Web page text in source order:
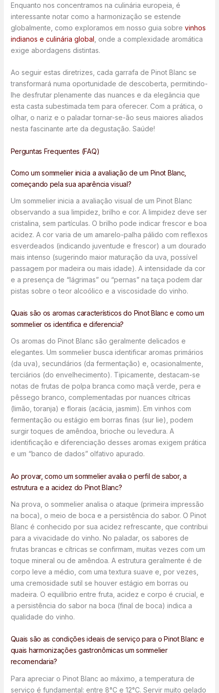
Enquanto nos concentramos na culinária europeia, é
interessante notar como a harmonização se estende
globalmente, como exploramos em nosso guia sobre vinhos
indianos e culinária global , onde a complexidade aromática
exige abordagens distintas.
Ao seguir estas diretrizes, cada garrafa de Pinot Blanc se
transformará numa oportunidade de descoberta, permitindo-
lhe desfrutar plenamente das nuances e da elegância que
esta casta subestimada tem para oferecer. Com a prática, o
olhar, o nariz e o paladar tornar-se-ão seus maiores aliados
nesta fascinante arte da degustação. Saúde!
Perguntas Frequentes (FAQ)
Como um sommelier inicia a avaliação de um Pinot Blanc,
começando pela sua aparência visual?
Um sommelier inicia a avaliação visual de um Pinot Blanc
observando a sua limpidez, brilho e cor. A limpidez deve ser
cristalina, sem partículas. O brilho pode indicar frescor e boa
acidez. A cor varia de um amarelo-palha pálido com reflexos
esverdeados (indicando juventude e frescor) a um dourado
mais intenso (sugerindo maior maturação da uva, possível
passagem por madeira ou mais idade). A intensidade da cor
e a presença de “lágrimas” ou “pernas” na taça podem dar
pistas sobre o teor alcoólico e a viscosidade do vinho.
Quais são os aromas característicos do Pinot Blanc e como um
sommelier os identifica e diferencia?
Os aromas do Pinot Blanc são geralmente delicados e
elegantes. Um sommelier busca identificar aromas primários
(da uva), secundários (da fermentação) e, ocasionalmente,
terciários (do envelhecimento). Tipicamente, destacam-se
notas de frutas de polpa branca como maçã verde, pera e
pêssego branco, complementadas por nuances cítricas
(limão, toranja) e florais (acácia, jasmim). Em vinhos com
fermentação ou estágio em borras finas (sur lie), podem
surgir toques de amêndoa, brioche ou levedura. A
identificação e diferenciação desses aromas exigem prática
e um “banco de dados” olfativo apurado.
Ao provar, como um sommelier avalia o perfil de sabor, a
estrutura e a acidez do Pinot Blanc?
Na prova, o sommelier analisa o ataque (primeira impressão
na boca), o meio de boca e a persistência do sabor. O Pinot
Blanc é conhecido por sua acidez refrescante, que contribui
para a vivacidade do vinho. No paladar, os sabores de
frutas brancas e cítricas se confirmam, muitas vezes com um
toque mineral ou de amêndoa. A estrutura geralmente é de
corpo leve a médio, com uma textura suave e, por vezes,
uma cremosidade sutil se houver estágio em borras ou
madeira. O equilíbrio entre fruta, acidez e corpo é crucial, e
a persistência do sabor na boca (final de boca) indica a
qualidade do vinho.
Quais são as condições ideais de serviço para o Pinot Blanc e
quais harmonizações gastronômicas um sommelier
recomendaria?
Para apreciar o Pinot Blanc ao máximo, a temperatura de
serviço é fundamental: entre 8°C e 12°C. Servir muito gelado